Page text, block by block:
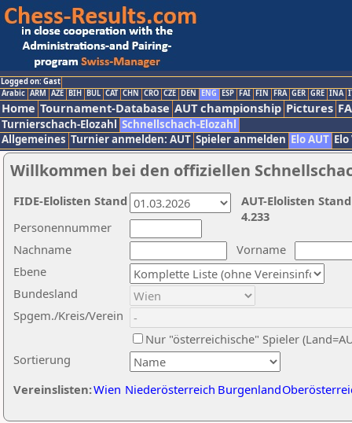
Logged on: Gast
Arabic ARM AZE BIH BUL CAT CHN CRO CZE DEN ENG ESP FAI FIN FRA GER GRE INA
Home Tournament-Database AUT championship Pictures
Turnierschach-Elozahl Schnellschach-Elozahl
Allgemeines Turnier anmelden: AUT Spieler anmelden Elo AUT
Willkommen bei den offiziellen
Nachname
Vorname
Ebene
Sortierung
Personennummer
Bundesland
Spgem./Kreis/Verein
Nur "österreichische" Spieler
Vereinslisten:Wien Niederösterreich Burgenland
AUT-Elolisten
4.233
FIDE-Elolisten Stand